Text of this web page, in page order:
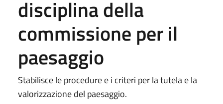
disciplina della
commissione per il
paesaggio
Stabilisce le procedure e i criteri per la tutela e la
valorizzazione del paesaggio.